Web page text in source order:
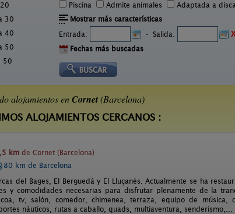
30
40
50
50
Piscina Admite animales
Adaptada a
Mostrar más características
Entrada:
- Salida:
X
Fechas más buscadas
alojamientos enCornet(Barcelona)
ALOJAMIENTOS CERCANOS :
km de Cornet (Barcelona)
80 km de Barcelona
del Bages, El Berguedà y El Lluçanès. Actualmente se ha
y comodidades necesarias para disfrutar plenamente de la
tv, salón, comedor, chimenea, terraza, equipo de
náuticos, rutas a caballo, quads, multiaventura, senderismo,...